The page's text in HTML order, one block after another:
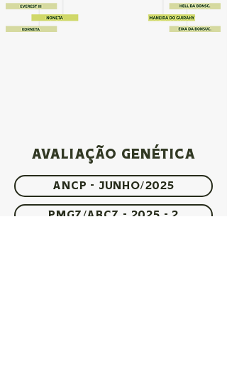
AVALIAÇÃO GENÉTICA
ANCP - Junho/2025
PMGZ/ABCZ - 2025 - 2